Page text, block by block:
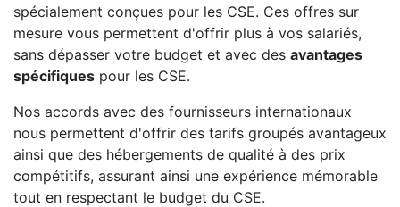
spécialement conçues pour les CSE. Ces offres sur
mesure vous permettent d'offrir plus à vos salariés,
sans dépasser votre budget et avec des avantages
spécifiques pour les CSE.
Nos accords avec des fournisseurs internationaux
nous permettent d'offrir des tarifs groupés avantageux
ainsi que des hébergements de qualité à des prix
compétitifs, assurant ainsi une expérience mémorable
tout en respectant le budget du CSE.